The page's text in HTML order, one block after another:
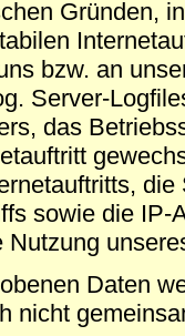
Gründen,
bzw. an
Server-
das
sowie die IP-
Nutzung
Daten
nicht